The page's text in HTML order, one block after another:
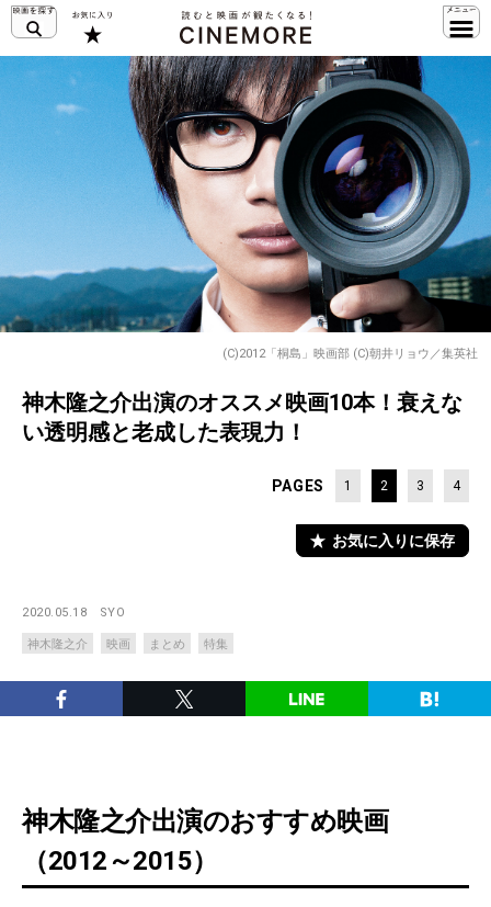
(C)2012「桐島」映画部 (C)朝井リョウ／集英社
神木隆之介出演のオススメ映画10本！衰えな
い透明感と老成した表現力！
PAGES 1 2 3 4
お気に入りに保存
2020.05.18 SYO
神木隆之介 映画 まとめ 特集
神木隆之介出演のおすすめ映画
（2012～2015）